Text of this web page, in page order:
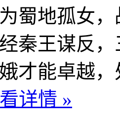
蜀地孤女
秦王谋反
才能卓越
详情 »